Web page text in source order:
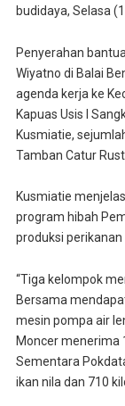
budidaya, Selasa
Penyerahan
Wiyatno di Balai
agenda kerja ke
Kapuas Usis I
Kusmiatie,
Tamban Catur
Kusmiatie
program hibah
produksi perikanan
“Tiga kelompok
Bersama
mesin pompa air
Moncer menerima
Sementara
ikan nila dan 710